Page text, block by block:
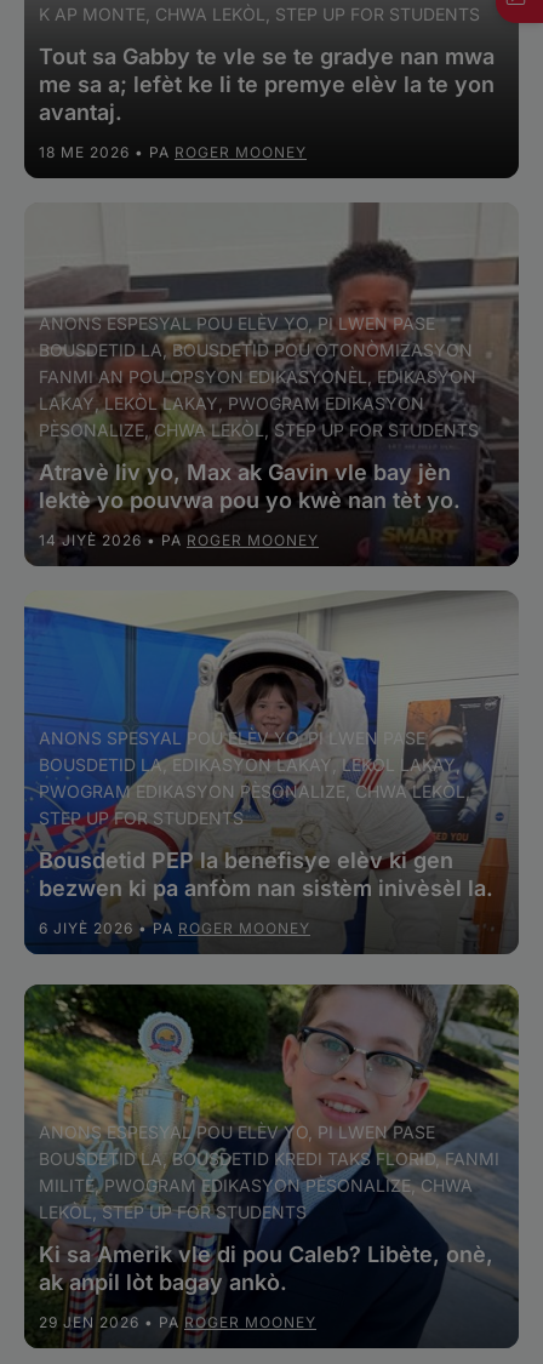
K AP MONTE, CHWA LEKÒL, STEP UP FOR STUDENTS
Tout sa Gabby te vle se te gradye nan mwa
me sa a; lefèt ke li te premye elèv la te yon
avantaj.
18 ME 2026 • PA ROGER MOONEY
ANONS ESPESYAL POU ELÈV YO, PI LWEN PASE
BOUSDETID LA, BOUSDETID POU OTONÒMIZASYON
FANMI AN POU OPSYON EDIKASYONÈL, EDIKASYON
LAKAY, LEKÒL LAKAY, PWOGRAM EDIKASYON
PÈSONALIZE, CHWA LEKÒL, STEP UP FOR STUDENTS
Atravè liv yo, Max ak Gavin vle bay jèn
lektè yo pouvwa pou yo kwè nan tèt yo.
14 JIYÈ 2026 • PA ROGER MOONEY
ANONS SPESYAL POU ELÈV YO, PI LWEN PASE
BOUSDETID LA, EDIKASYON LAKAY, LEKÒL LAKAY,
PWOGRAM EDIKASYON PÈSONALIZE, CHWA LEKÒL,
STEP UP FOR STUDENTS
Bousdetid PEP la benefisye elèv ki gen
bezwen ki pa anfòm nan sistèm inivèsèl la.
6 JIYÈ 2026 • PA ROGER MOONEY
ANONS ESPESYAL POU ELÈV YO, PI LWEN PASE
BOUSDETID LA, BOUSDETID KREDI TAKS FLORID, FANMI
MILITÈ, PWOGRAM EDIKASYON PÈSONALIZE, CHWA
LEKÒL, STEP UP FOR STUDENTS
Ki sa Amerik vle di pou Caleb? Libète, onè,
ak anpil lòt bagay ankò.
29 JEN 2026 • PAROGER MOONEY